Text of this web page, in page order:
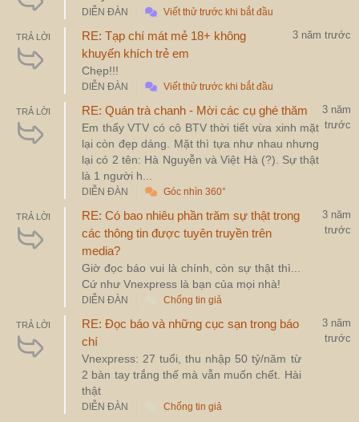
DIỄN ĐÀN Viết thử trước khi bắt đầu
TRẢ LỜI
RE: Tạp chí mát mẻ 18+ không
khuyến khích trẻ em
Chẹp!!!
3 năm trước
DIỄN ĐÀN Viết thử trước khi bắt đầu
TRẢ LỜI RE: Quán trà chanh - Mời các cụ ghé thăm
Em thấy VTV có cô BTV thời tiết vừa xinh mặt
lại còn đẹp dáng. Mặt thì tựa như nhau nhưng
lại có 2 tên: Hà Nguyễn và Việt Hà (?). Sự thật
là 1 người h...
3 năm
trước
DIỄN ĐÀN Góc nhìn 360°
TRẢ LỜI
RE: Có bao nhiêu phần trăm sự thật trong
các thông tin được tuyên truyền trên
media?
Giờ đọc báo vui là chính, còn sự thật thì...
Cứ như Vnexpress là bạn của mọi nhà!
3 năm
trước
DIỄN ĐÀN Chống tin giả
TRẢ LỜI
RE: Đọc báo và những cục sạn trong báo
chí
Vnexpress: 27 tuổi, thu nhập 50 tỷ/năm từ
2 bàn tay trắng thế mà vẫn muốn chết. Hài
thật
3 năm
trước
DIỄN ĐÀN Chống tin giả